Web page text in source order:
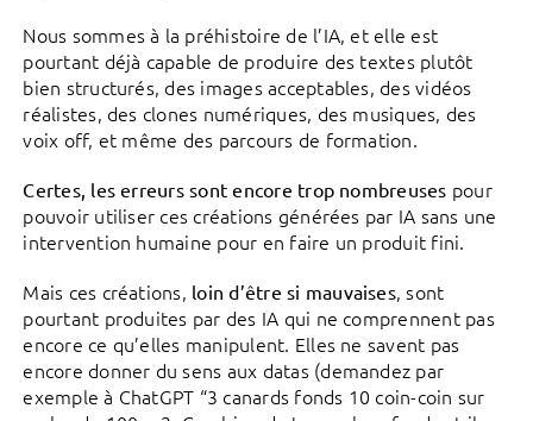
Nous sommes à la préhistoire de l’IA, et elle est
pourtant déjà capable de produire des textes plutôt
bien structurés, des images acceptables, des vidéos
réalistes, des clones numériques, des musiques, des
voix off, et même des parcours de formation.
Certes, les erreurs sont encore trop nombreuses pour
pouvoir utiliser ces créations générées par IA sans une
intervention humaine pour en faire un produit fini.
Mais ces créations, loin d’être si mauvaises, sont
pourtant produites par des IA qui ne comprennent pas
encore ce qu’elles manipulent. Elles ne savent pas
encore donner du sens aux datas (demandez par
exemple à ChatGPT “3 canards fonds 10 coin-coin sur